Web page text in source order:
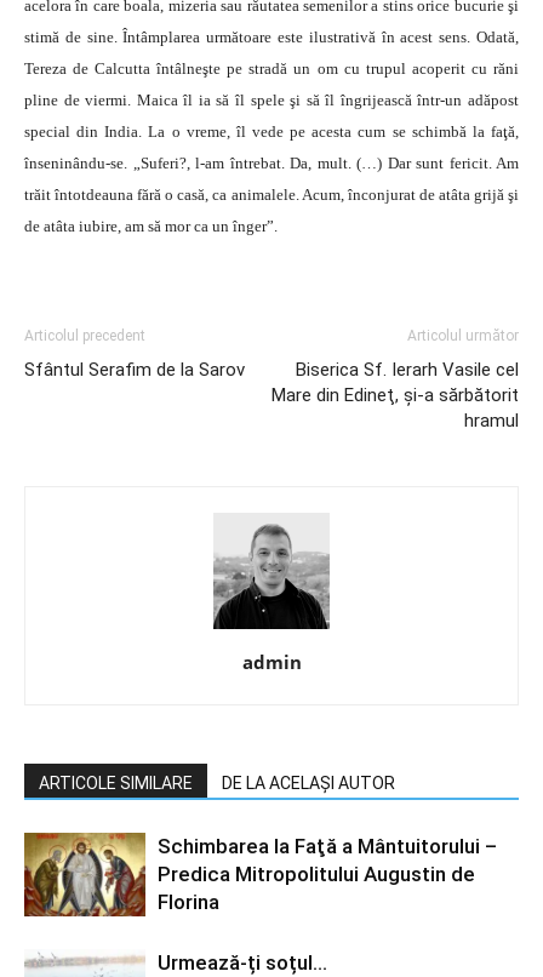
acelora în care boala, mizeria sau răutatea semenilor a stins orice bucurie şi
stimă de sine. Întâmplarea următoare este ilustrativă în acest sens. Odată,
Tereza de Calcutta întâlneşte pe stradă un om cu trupul acoperit cu răni
pline de viermi. Maica îl ia să îl spele şi să îl îngrijească într-un adăpost
special din India. La o vreme, îl vede pe acesta cum se schimbă la faţă,
înseninându-se. „Suferi?, l-am întrebat. Da, mult. (…) Dar sunt fericit. Am
trăit întotdeauna fără o casă, ca animalele. Acum, înconjurat de atâta grijă şi
de atâta iubire, am să mor ca un înger”.
Articolul precedent
Sfântul Serafim de la Sarov
Articolul următor
Biserica Sf. Ierarh Vasile cel
Mare din Edineţ, şi-a sărbătorit
hramul
admin
ARTICOLE SIMILARE DE LA ACELAȘI AUTOR
Schimbarea la Faţă a Mântuitorului –
Predica Mitropolitului Augustin de
Florina
Urmează-ți soțul…